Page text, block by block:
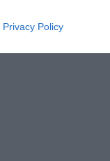
Privacy Policy